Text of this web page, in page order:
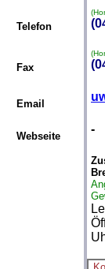
Telefon
Fax
Email
Webseite
-